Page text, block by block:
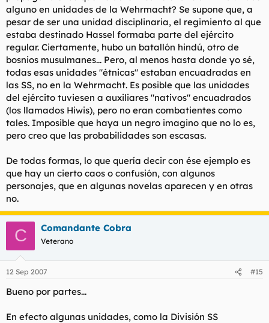
alguno en unidades de la Wehrmacht? Se supone que, a
pesar de ser una unidad disciplinaria, el regimiento al que
estaba destinado Hassel formaba parte del ejército
regular. Ciertamente, hubo un batallón hindú, otro de
bosnios musulmanes... Pero, al menos hasta donde yo sé,
todas esas unidades "étnicas" estaban encuadradas en
las SS, no en la Wehrmacht. Es posible que las unidades
del ejército tuviesen a auxiliares "nativos" encuadrados
(los llamados Hiwis), pero no eran combatientes como
tales. Imposible que haya un negro imagino que no lo es,
pero creo que las probabilidades son escasas.
De todas formas, lo que quería decir con ése ejemplo es
que hay un cierto caos o confusión, con algunos
personajes, que en algunas novelas aparecen y en otras
no.
C Comandante Cobra
Veterano
12 Sep 2007 #15
Bueno por partes...
En efecto algunas unidades, como la División SS